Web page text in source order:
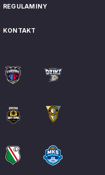
REGULAMINY
KONTAKT